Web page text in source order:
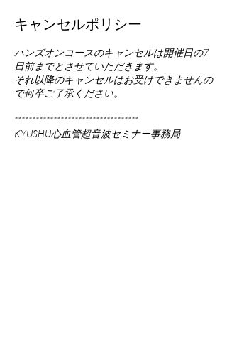
キャンセルポリシー
ハンズオンコースのキャンセルは開催日の7
日前までとさせていただきます。
それ以降のキャンセルはお受けできませんの
で何卒ご了承ください。
***********************************
KYUSHU心血管超音波セミナー事務局